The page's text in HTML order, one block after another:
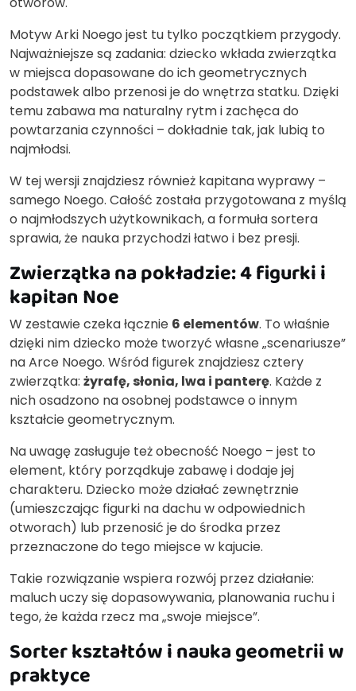
Motyw Arki Noego jest tu tylko początkiem przygody.
Najważniejsze są zadania: dziecko wkłada zwierzątka
w miejsca dopasowane do ich geometrycznych
podstawek albo przenosi je do wnętrza statku. Dzięki
temu zabawa ma naturalny rytm i zachęca do
powtarzania czynności – dokładnie tak, jak lubią to
najmłodsi.
W tej wersji znajdziesz również kapitana wyprawy –
samego Noego. Całość została przygotowana z myślą
o najmłodszych użytkownikach, a formuła sortera
sprawia, że nauka przychodzi łatwo i bez presji.
Zwierzątka na pokładzie: 4 figurki i
kapitan Noe
W zestawie czeka łącznie 6 elementów. To właśnie
dzięki nim dziecko może tworzyć własne „scenariusze”
na Arce Noego. Wśród figurek znajdziesz cztery
zwierzątka: żyrafę, słonia, lwa i panterę. Każde z
nich osadzono na osobnej podstawce o innym
kształcie geometrycznym.
Na uwagę zasługuje też obecność Noego – jest to
element, który porządkuje zabawę i dodaje jej
charakteru. Dziecko może działać zewnętrznie
(umieszczając figurki na dachu w odpowiednich
otworach) lub przenosić je do środka przez
przeznaczone do tego miejsce w kajucie.
Takie rozwiązanie wspiera rozwój przez działanie:
maluch uczy się dopasowywania, planowania ruchu i
tego, że każda rzecz ma „swoje miejsce”.
Sorter kształtów i nauka geometrii w
praktyce